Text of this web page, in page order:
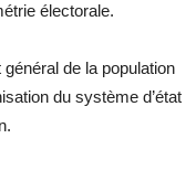
électorale.
de la population
du système d’état